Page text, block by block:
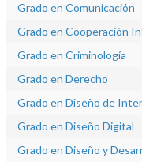
Grado en Comunicación
Grado en Cooperación
Grado en Criminología
Grado en Derecho
Grado en Diseño de
Grado en Diseño Digital
Grado en Diseño y